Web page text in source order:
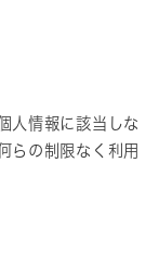
人情報に該当しな
らの制限なく利用